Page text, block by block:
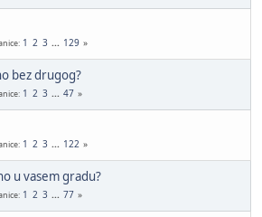
1 2 3 ... 129
bez drugog?
1 2 3 ... 47
1 2 3 ... 122
u vasem gradu?
1 2 3 ... 77